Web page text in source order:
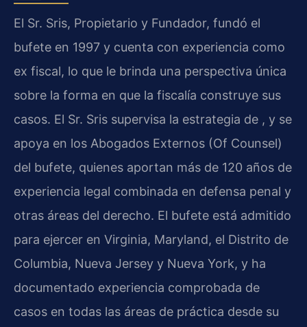
El Sr. Sris, Propietario y Fundador, fundó el
bufete en 1997 y cuenta con experiencia como
ex fiscal, lo que le brinda una perspectiva única
sobre la forma en que la fiscalía construye sus
casos. El Sr. Sris supervisa la estrategia de , y se
apoya en los Abogados Externos (Of Counsel)
del bufete, quienes aportan más de 120 años de
experiencia legal combinada en defensa penal y
otras áreas del derecho. El bufete está admitido
para ejercer en Virginia, Maryland, el Distrito de
Columbia, Nueva Jersey y Nueva York, y ha
documentado experiencia comprobada de
casos en todas las áreas de práctica desde su